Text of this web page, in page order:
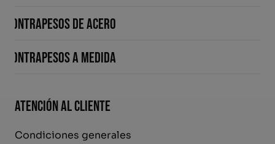
Contrapesos de acero
Contrapesos a medida
Atención al cliente
Condiciones generales